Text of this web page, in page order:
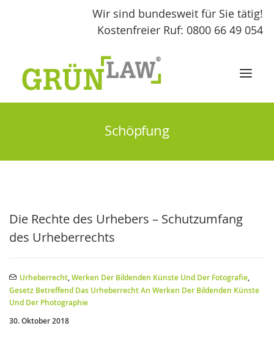
Wir sind bundesweit für Sie tätig!
Kostenfreier Ruf: 0800 66 49 054
FACHBEITRÄGE
Schöpfung
Die Rechte des Urhebers – Schutzumfang
des Urheberrechts
Urheberrecht,Werken Der Bildenden Künste Und Der Fotografie,
Gesetz Betreffend Das Urheberrecht An Werken Der Bildenden Künste
Und Der Photographie
30. Oktober 2018